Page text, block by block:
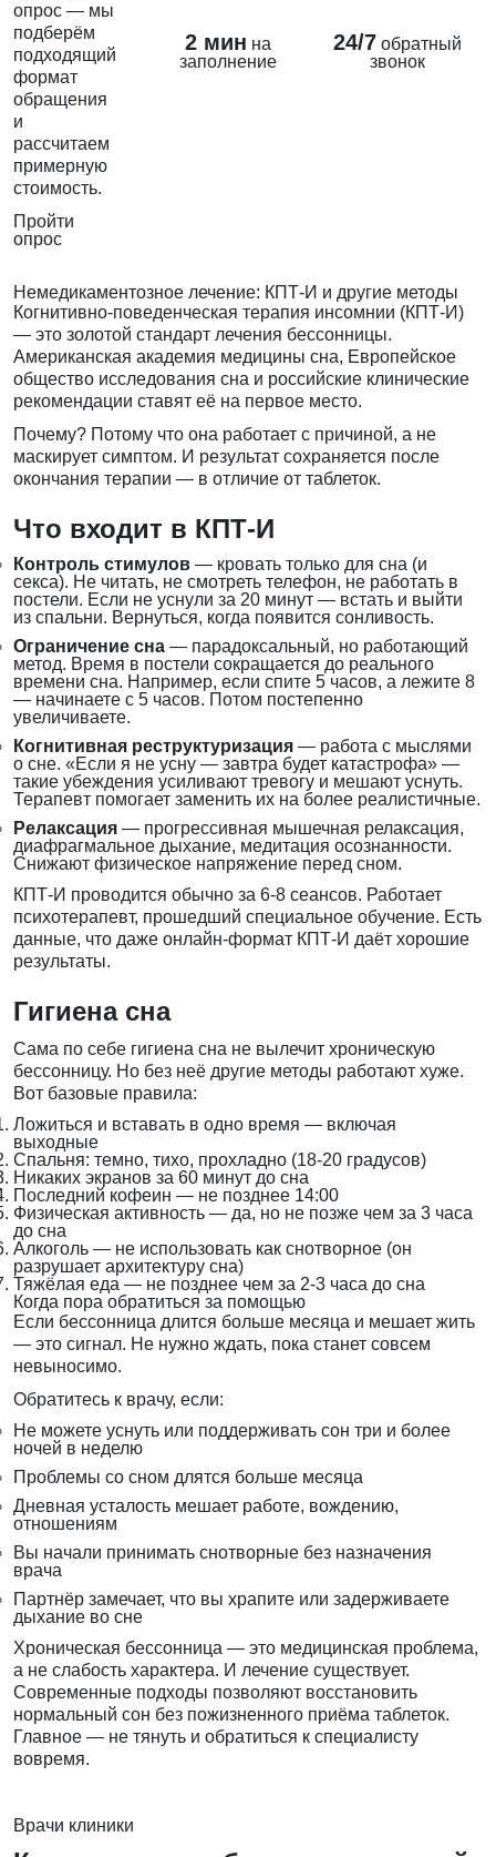
опрос — мы
подберём
подходящий
формат
обращения
и
рассчитаем
примерную
стоимость.
Пройти
опрос
2 мин на
заполнение
24/7 обратный
звонок
Немедикаментозное лечение: КПТ-И и другие методы
Когнитивно-поведенческая терапия инсомнии (КПТ-И)
— это золотой стандарт лечения бессонницы.
Американская академия медицины сна, Европейское
общество исследования сна и российские клинические
рекомендации ставят её на первое место.
Почему? Потому что она работает с причиной, а не
маскирует симптом. И результат сохраняется после
окончания терапии — в отличие от таблеток.
Что входит в КПТ-И
Контроль стимулов — кровать только для сна (и
секса). Не читать, не смотреть телефон, не работать в
постели. Если не уснули за 20 минут — встать и выйти
из спальни. Вернуться, когда появится сонливость.
Ограничение сна — парадоксальный, но работающий
метод. Время в постели сокращается до реального
времени сна. Например, если спите 5 часов, а лежите 8
— начинаете с 5 часов. Потом постепенно
увеличиваете.
Когнитивная реструктуризация — работа с мыслями
о сне. «Если я не усну — завтра будет катастрофа» —
такие убеждения усиливают тревогу и мешают уснуть.
Терапевт помогает заменить их на более реалистичные.
Релаксация — прогрессивная мышечная релаксация,
диафрагмальное дыхание, медитация осознанности.
Снижают физическое напряжение перед сном.
КПТ-И проводится обычно за 6-8 сеансов. Работает
психотерапевт, прошедший специальное обучение. Есть
данные, что даже онлайн-формат КПТ-И даёт хорошие
результаты.
Гигиена сна
Сама по себе гигиена сна не вылечит хроническую
бессонницу. Но без неё другие методы работают хуже.
Вот базовые правила:
Ложиться и вставать в одно время — включая
выходные
Спальня: темно, тихо, прохладно (18-20 градусов)
Никаких экранов за 60 минут до сна
Последний кофеин — не позднее 14:00
Физическая активность — да, но не позже чем за 3 часа
до сна
Алкоголь — не использовать как снотворное (он
разрушает архитектуру сна)
Тяжёлая еда — не позднее чем за 2-3 часа до сна
Когда пора обратиться за помощью
Если бессонница длится больше месяца и мешает жить
— это сигнал. Не нужно ждать, пока станет совсем
невыносимо.
Обратитесь к врачу, если:
Не можете уснуть или поддерживать сон три и более
ночей в неделю
Проблемы со сном длятся больше месяца
Дневная усталость мешает работе, вождению,
отношениям
Вы начали принимать снотворные без назначения
врача
Партнёр замечает, что вы храпите или задерживаете
дыхание во сне
Хроническая бессонница — это медицинская проблема,
а не слабость характера. И лечение существует.
Современные подходы позволяют восстановить
нормальный сон без пожизненного приёма таблеток.
Главное — не тянуть и обратиться к специалисту
вовремя.
Врачи клиники